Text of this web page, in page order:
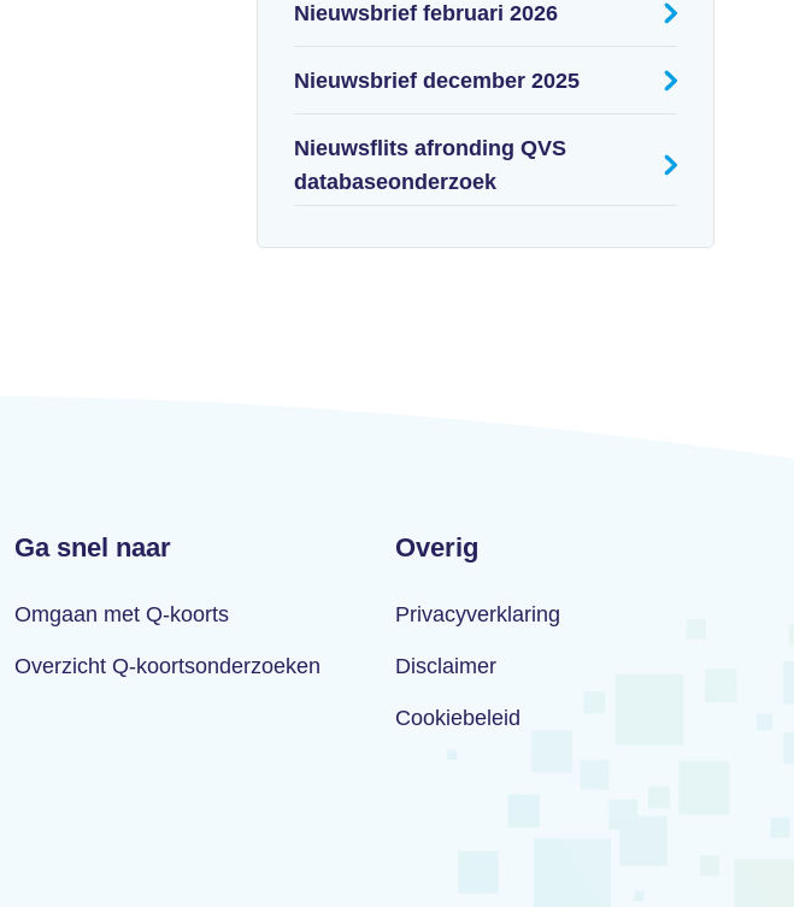
Nieuwsbrief februari 2026
Nieuwsbrief december 2025
Nieuwsflits afronding QVS
databaseonderzoek
Ga snel naar
Omgaan met Q-koorts
Overzicht Q-koortsonderzoeken
Overig
Privacyverklaring
Disclaimer
Cookiebeleid